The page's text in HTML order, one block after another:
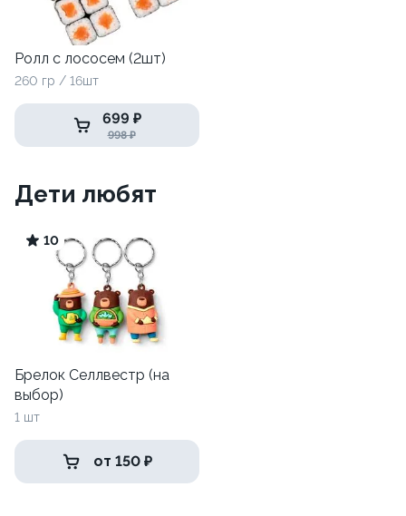
Ролл с лососем (2шт)
260 гр / 16шт
699 ₽
998 ₽
Дети любят
10
Брелок Селлвестр (на
выбор)
1 шт
от 150 ₽